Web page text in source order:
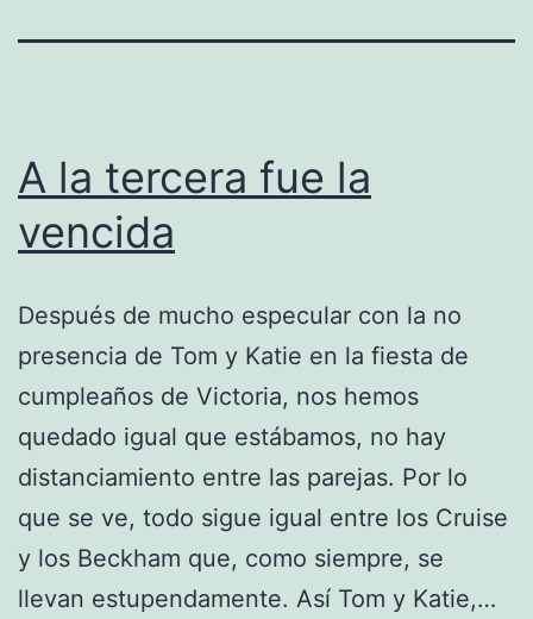
A la tercera fue la
vencida
Después de mucho especular con la no
presencia de Tom y Katie en la fiesta de
cumpleaños de Victoria, nos hemos
quedado igual que estábamos, no hay
distanciamiento entre las parejas. Por lo
que se ve, todo sigue igual entre los Cruise
y los Beckham que, como siempre, se
llevan estupendamente. Así Tom y Katie,…